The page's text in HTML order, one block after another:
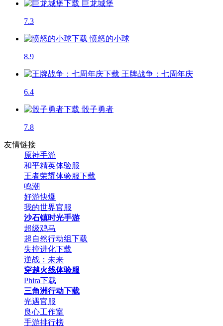
巨龙城堡
7.3
愤怒的小球
8.9
王牌战争：七周年庆
6.4
骰子勇者
7.8
友情链接
原神手游
和平精英体验服
王者荣耀体验服下载
鸣潮
好游快爆
我的世界官服
沙石镇时光手游
超级鸡马
超自然行动组下载
失控进化下载
逆战：未来
穿越火线体验服
Phira下载
三角洲行动下载
光遇官服
良心工作室
手游排行榜